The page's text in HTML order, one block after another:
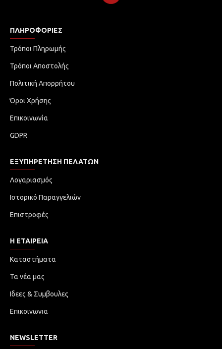
ΠΛΗΡΟΦΟΡΊΕΣ
Τρόποι Πληρωμής
Τρόποι Αποστολής
Πολιτική Απορρήτου
Όροι Χρήσης
Επικοινωνία
GDPR
ΕΞΥΠΗΡΈΤΗΣΗ ΠΕΛΑΤΏΝ
Λογαριασμός
Ιστορικό Παραγγελιών
Επιστροφές
Η ΕΤΑΙΡΕΙΑ
Καταστήματα
Τα νέα μας
Ιδεες & Συμβουλες
Επικοινωνια
NEWSLETTER